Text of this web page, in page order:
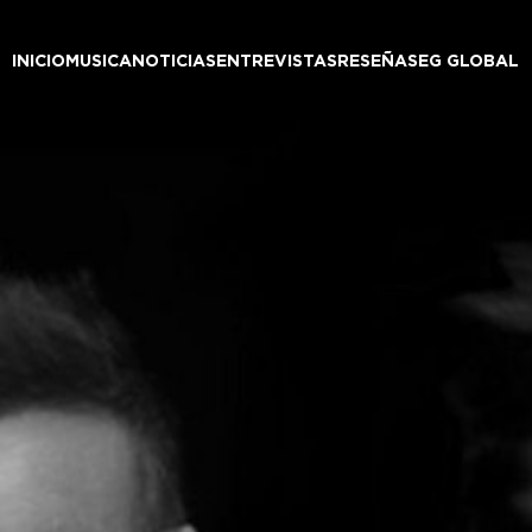
INICIOMUSICANOTICIASENTREVISTASRESEÑASEG GLOBAL